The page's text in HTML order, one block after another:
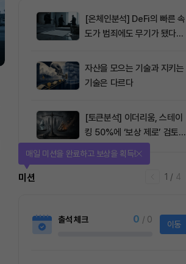
[온체인분석] DeFi의 빠른 속
도가 범죄에도 무기가 됐다…
자산을 모으는 기술과 지키는
기술은 다르다
[토큰분석] 이더리움, 스테이
킹 50%에 ‘보상 제로’ 검토…
통화정책 개편인가 탈중앙화
1 / 4
미션
매일 미션을 완료하고 보상을 획득!
출석 체크 0 / 0 이동